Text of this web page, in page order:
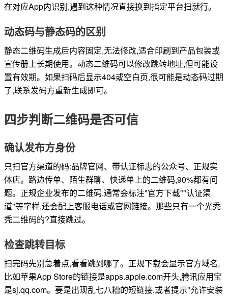
在对应App内识别,遇到这种情况直接换到指定平台扫就行。
动态码与静态码的区别
静态二维码生成后内容固定,无法修改,适合印刷到产品包装或
宣传册上长期使用。动态二维码可以修改跳转地址,但可能设
置有效期。如果扫码后显示404或空白页,很可能是动态码过期
了,联系发码方重新生成即可。
四步判断二维码是否可信
确认发布方身份
只扫官方渠道的码:品牌官网、带认证标志的公众号、正规实
体店。路边传单、陌生群聊、快递单上的二维码,90%都有问
题。正规企业发布的二维码,通常会标注"官方下载""认证渠
道"等字样,还会配上客服电话或官网链接。那些只有一个光秃
秃二维码的?直接跳过。
检查跳转目标
扫完码先别急着点,看看跳到哪了。正规下载会显示官方域名,
比如苹果App Store的链接是apps.apple.com开头,腾讯应用宝
是sj.qq.com。要是出现乱七八糟的短链接,或者提示"允许安装